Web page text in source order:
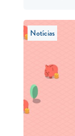
Notícias